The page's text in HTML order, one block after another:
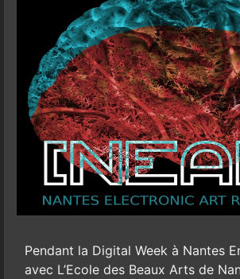
Pendant la Digital Week à Nantes
avec L’Ecole des Beaux­ Arts de